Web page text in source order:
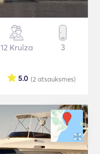
12 Kruīza 3
(2 atsauksmes)
5.0